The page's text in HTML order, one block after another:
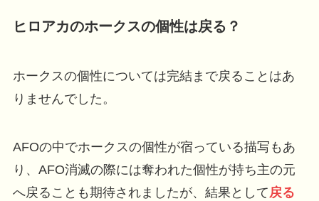
ヒロアカのホークスの個性は戻る？
ホークスの個性については完結まで戻ることはあ
りませんでした。
AFOの中でホークスの個性が宿っている描写もあ
り、AFO消滅の際には奪われた個性が持ち主の元
へ戻ることも期待されましたが、結果として 戻る